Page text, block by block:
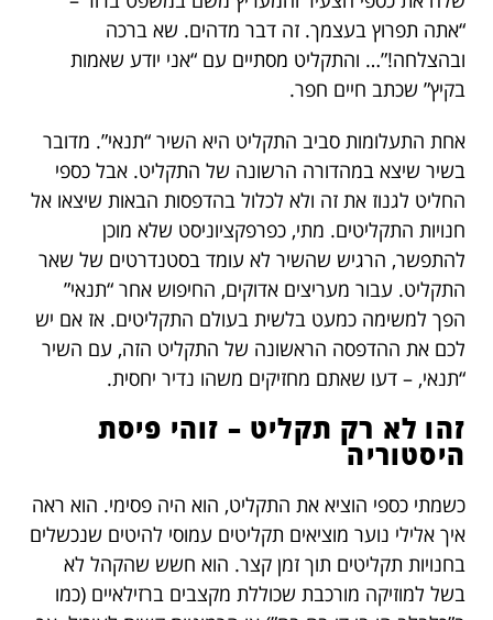
“אתה תפרוץ בעצמך. זה דבר מדהים. שא ברכה
ובהצלחה!”… והתקליט מסתיים עם “אני יודע שאמות
בקיץ” שכתב חיים חפר.
אחת התעלומות סביב התקליט היא השיר “תנאי”. מדובר
בשיר שיצא במהדורה הרשונה של התקליט. אבל כספי
החליט לגנוז את זה ולא לכלול בהדפסות הבאות שיצאו אל
חנויות התקליטים. מתי, כפרפקציוניסט שלא מוכן
להתפשר, הרגיש שהשיר לא עומד בסטנדרטים של שאר
התקליט. עבור מעריצים אדוקים, החיפוש אחר “תנאי”
הפך למשימה כמעט בלשית בעולם התקליטים. אז אם יש
לכם את ההדפסה הראשונה של התקליט הזה, עם השיר
“תנאי, – דעו שאתם מחזיקים משהו נדיר יחסית.
זהו לא רק תקליט – זוהי פיסת
היסטוריה
כשמתי כספי הוציא את התקליט, הוא היה פסימי. הוא ראה
איך אלילי נוער מוציאים תקליטים עמוסי להיטים שנכשלים
בחנויות תקליטים תוך זמן קצר. הוא חשש שהקהל לא
בשל למוזיקה מורכבת שכוללת מקצבים ברזילאיים (כמו